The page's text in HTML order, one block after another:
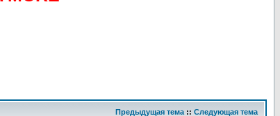
Предыдущая тема :: Следующая тема